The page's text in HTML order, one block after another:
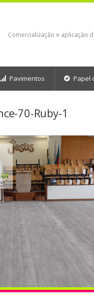
Comercialização e aplicação
Pavimentos Papel
70-Ruby-1